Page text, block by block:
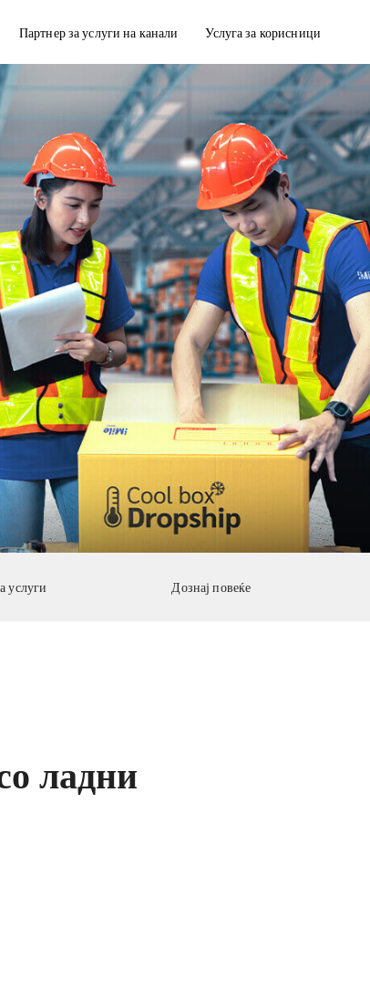
на нарачката
Достава со кутии за ладење
Партнер за услуги на канали Услуга за корисници
услуги Дознај повеќе
ладни